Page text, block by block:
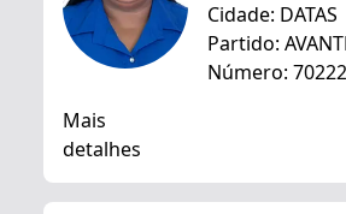
Cidade: DATAS
Partido:
Número: 70222
Mais
detalhes